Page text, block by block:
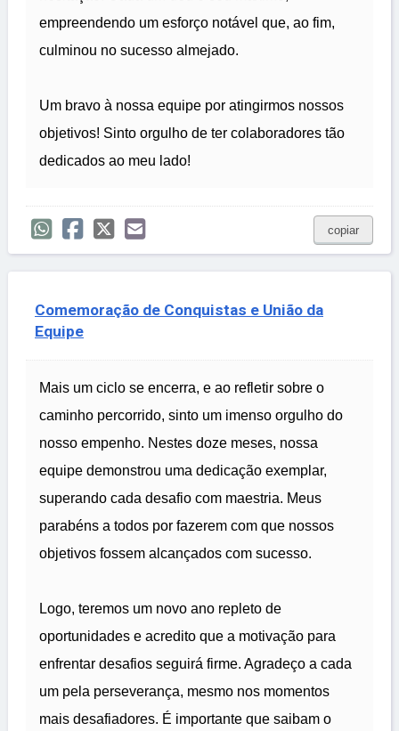
empreendendo um esforço notável que, ao fim,
culminou no sucesso almejado.
Um bravo à nossa equipe por atingirmos nossos
objetivos! Sinto orgulho de ter colaboradores tão
dedicados ao meu lado!
copiar
Comemoração de Conquistas e União da
Equipe
Mais um ciclo se encerra, e ao refletir sobre o
caminho percorrido, sinto um imenso orgulho do
nosso empenho. Nestes doze meses, nossa
equipe demonstrou uma dedicação exemplar,
superando cada desafio com maestria. Meus
parabéns a todos por fazerem com que nossos
objetivos fossem alcançados com sucesso.
Logo, teremos um novo ano repleto de
oportunidades e acredito que a motivação para
enfrentar desafios seguirá firme. Agradeço a cada
um pela perseverança, mesmo nos momentos
mais desafiadores. É importante que saibam o